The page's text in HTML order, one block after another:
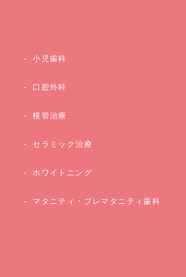
小児歯科
口腔外科
根管治療
セラミック治療
ホワイトニング
マタニティ・プレマタニティ歯科